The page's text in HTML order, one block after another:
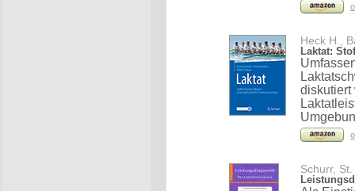
Heck H.,
Laktat:
diskutiert
Schurr,